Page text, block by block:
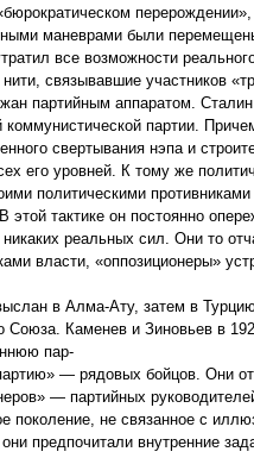
маневрами были
все возможности
связывавшие участников
партийным аппаратом.
партии.
свертывания нэпа и
его уровней. К тому же
политическими
тактике он постоянно
реальных сил. Они то
власти, «оппозиционеры»
в Алма-Ату, затем в
Союза. Каменев и Зиновьев в
пар-
— рядовых бойцов. Они
— партийных
поколение, не связанное с
предпочитали внутренние